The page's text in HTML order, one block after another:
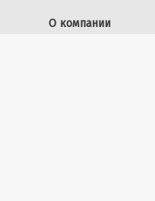
О компании